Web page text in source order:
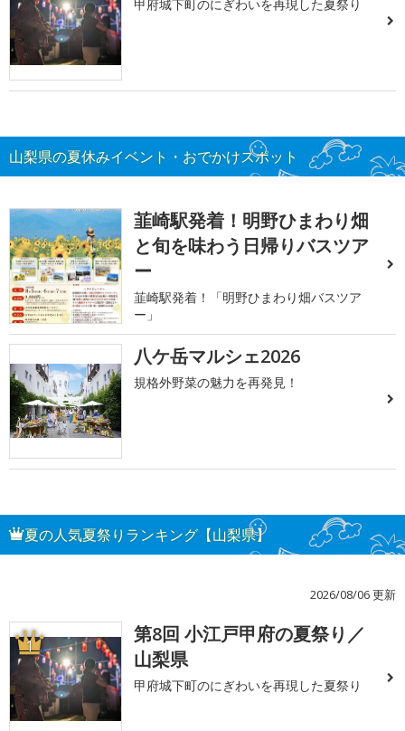
甲府城下町のにぎわいを再現した夏祭り
山梨県の夏休みイベント・おでかけスポット
韮崎駅発着！明野ひまわり畑
と旬を味わう日帰りバスツア
ー
韮崎駅発着！「明野ひまわり畑バスツア
ー」
八ケ岳マルシェ2026
規格外野菜の魅力を再発見！
夏の人気夏祭りランキング【山梨県】
2026/08/06 更新
1
第8回 小江戸甲府の夏祭り／
山梨県
甲府城下町のにぎわいを再現した夏祭り